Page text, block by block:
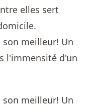
elles sert